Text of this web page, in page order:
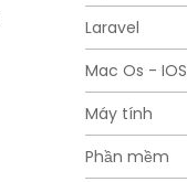
Laravel
Mac Os - IOS
Máy tính
Phần mềm